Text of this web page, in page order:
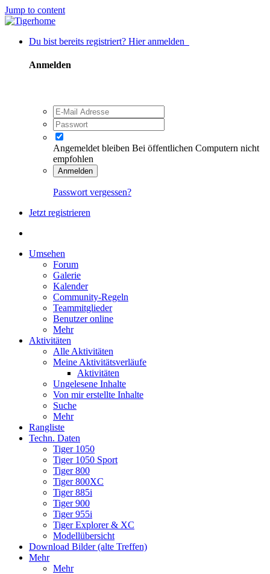
Jump to content
Du bist bereits registriert? Hier anmelden
Anmelden
Angemeldet bleiben Bei öffentlichen Computern nicht
empfohlen
Anmelden
Passwort vergessen?
Jetzt registrieren
Umsehen
Forum
Galerie
Kalender
Community-Regeln
Teammitglieder
Benutzer online
Mehr
Aktivitäten
Alle Aktivitäten
Meine Aktivitätsverläufe
Aktivitäten
Ungelesene Inhalte
Von mir erstellte Inhalte
Suche
Mehr
Rangliste
Techn. Daten
Tiger 1050
Tiger 1050 Sport
Tiger 800
Tiger 800XC
Tiger 885i
Tiger 900
Tiger 955i
Tiger Explorer & XC
Modellübersicht
Download Bilder (alte Treffen)
Mehr
Mehr